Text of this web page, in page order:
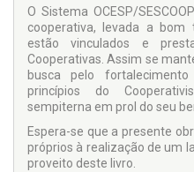
O Sistema OCESP/
cooperativa, levada a
estão vinculados e
Cooperativas. Assim se
busca pelo
princípios do
sempiterna em prol do seu
Espera-se que a presente
próprios à realização de um
proveito deste livro.